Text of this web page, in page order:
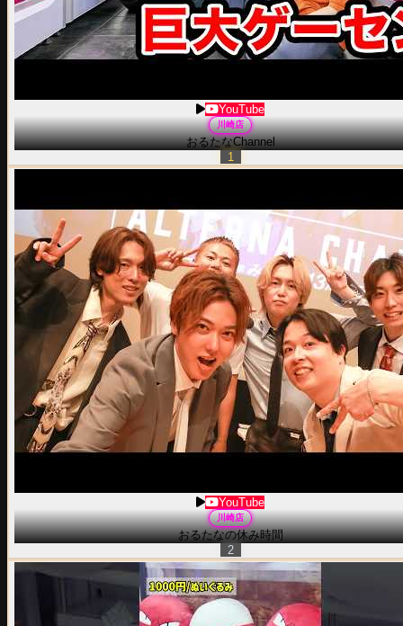
YouTube
川崎店
おるたなChannel
1
YouTube
川崎店
おるたなの休み時間
2